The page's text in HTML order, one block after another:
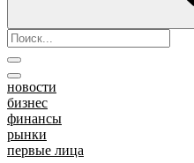
новости
бизнес
финансы
рынки
первые лица